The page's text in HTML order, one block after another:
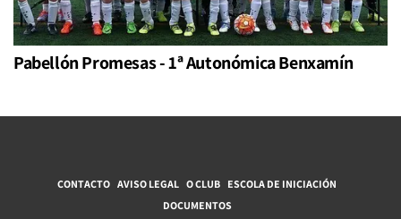
Pabellón Promesas - 1ª Autonómica Benxamín
CONTACTO AVISO LEGAL O CLUB ESCOLA DE INICIACIÓN
DOCUMENTOS